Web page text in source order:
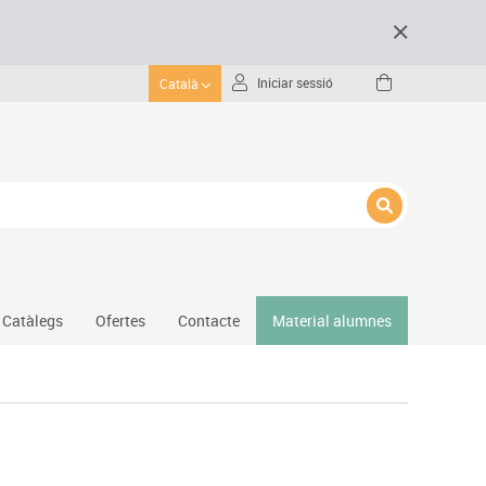
Català Iniciar sessió
Catàlegs Ofertes Contacte Material alumnes